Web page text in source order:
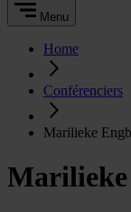
Menu
Home
Conférenciers
Marilieke
Marilieke